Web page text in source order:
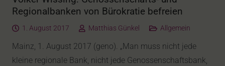
Regionalbanken von Bürokratie befreien
1. August 2017 Matthias Günkel Allgemein
Mainz, 1. August 2017 (geno). „Man muss nicht jede
kleine regionale Bank, nicht jede Genossenschaftsbank,